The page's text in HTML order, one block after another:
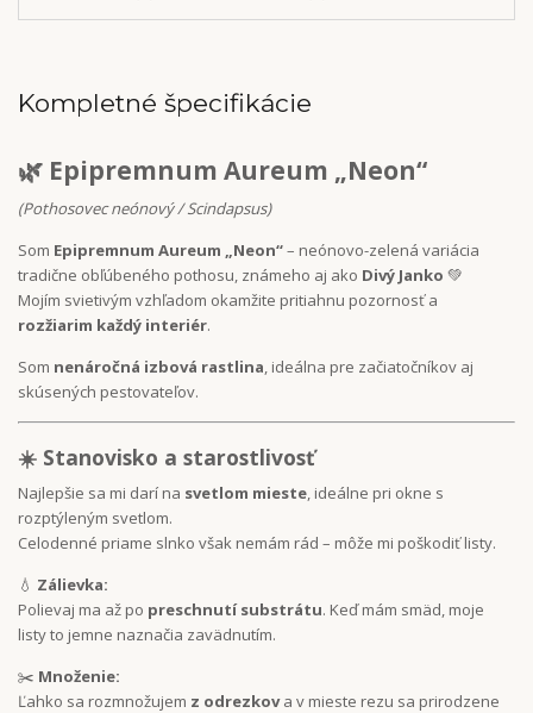
Kompletné špecifikácie
🌿 Epipremnum Aureum „Neon“
(Pothosovec neónový / Scindapsus)
Som Epipremnum Aureum „Neon“– neónovo-zelená variácia
tradične obľúbeného pothosu, známeho aj ako Divý Janko 💚
Mojím svietivým vzhľadom okamžite pritiahnu pozornosť a
rozžiarim každý interiér.
Som nenáročná izbová rastlina, ideálna pre začiatočníkov aj
skúsených pestovateľov.
☀️ Stanovisko a starostlivosť
Najlepšie sa mi darí na svetlom mieste, ideálne pri okne s
rozptýleným svetlom.
Celodenné priame slnko však nemám rád – môže mi poškodiť listy.
💧 Zálievka:
Polievaj ma až po preschnutí substrátu. Keď mám smäd, moje
listy to jemne naznačia zavädnutím.
✂️ Množenie:
Ľahko sa rozmnožujem z odrezkova v mieste rezu sa prirodzene